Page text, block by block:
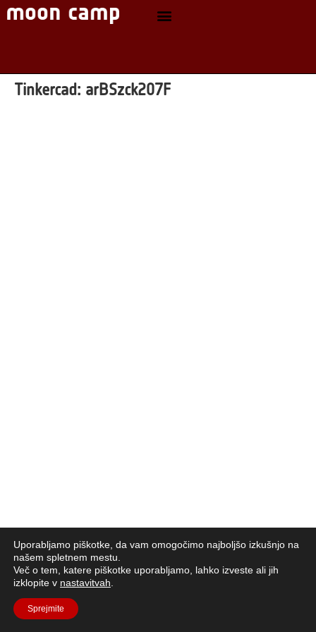
Tinkercad: arBSzck207F
Uporabljamo piškotke, da vam omogočimo najboljšo izkušnjo na
našem spletnem mestu.
Več o tem, katere piškotke uporabljamo, lahko izveste ali jih
izklopite v nastavitvah
Sprejmite